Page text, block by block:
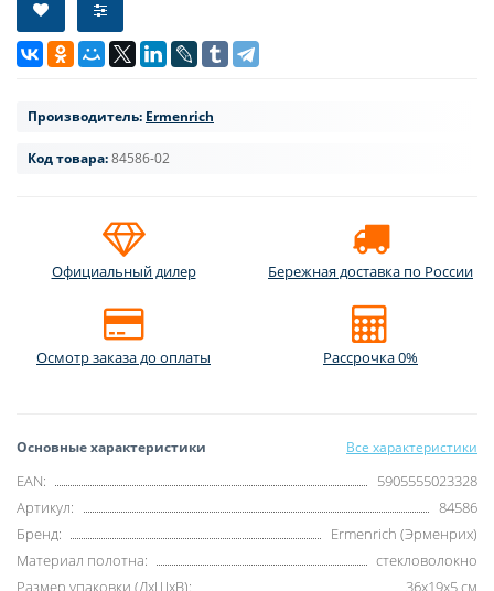
Производитель: Ermenrich
Код товара:84586-02
Официальный дилер Бережная доставка по России
Осмотр заказа до оплаты Рассрочка 0%
Основные характеристики Все характеристики
EAN:
5905555023328
Артикул:
84586
Бренд:
Ermenrich (Эрменрих)
Материал полотна:
стекловолокно
Размер упаковки (ДxШxВ):
36x19x5 см